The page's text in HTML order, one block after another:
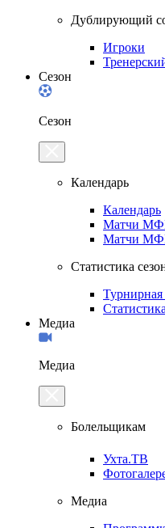
Дублирующий
Игроки
Сезон
Сезон
Календарь
Календарь
Матчи
Матчи
Статистика
Турнирная
Статистика
Медиа
Медиа
Болельщикам
Ухта.ТВ
Медиа